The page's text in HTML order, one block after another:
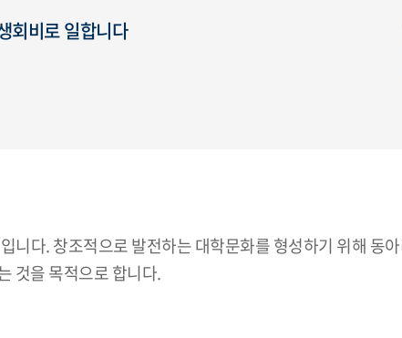
회비로 일합니다
다. 창조적으로 발전하는 대학문화를 형성하기 위해 동
것을 목적으로 합니다.